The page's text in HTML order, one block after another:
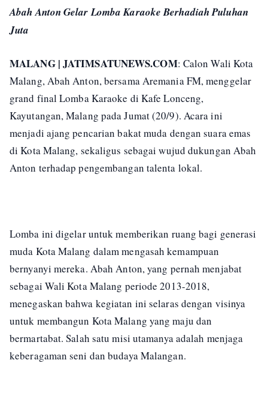
Abah Anton Gelar Lomba Karaoke Berhadiah Puluhan
Juta
MALANG | JATIMSATUNEWS.COM: Calon Wali Kota
Malang, Abah Anton, bersama Aremania FM, menggelar
grand final Lomba Karaoke di Kafe Lonceng,
Kayutangan, Malang pada Jumat (20/9). Acara ini
menjadi ajang pencarian bakat muda dengan suara emas
di Kota Malang, sekaligus sebagai wujud dukungan Abah
Anton terhadap pengembangan talenta lokal.
Lomba ini digelar untuk memberikan ruang bagi generasi
muda Kota Malang dalam mengasah kemampuan
bernyanyi mereka. Abah Anton, yang pernah menjabat
sebagai Wali Kota Malang periode 2013-2018,
menegaskan bahwa kegiatan ini selaras dengan visinya
untuk membangun Kota Malang yang maju dan
bermartabat. Salah satu misi utamanya adalah menjaga
keberagaman seni dan budaya Malangan.